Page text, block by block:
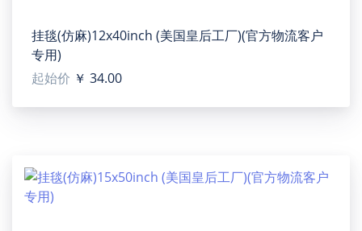
personalized with your photo and your text on the
acrylic panel. Default icon printed on the board,
personalized customization to bring you wonderful
experience.
【Applicable situation】Perfect for personalized gifts
6''.
【Product structure】Each package includes 1
acrylic panel, no base.
挂毯(仿麻)12x40inch (美国皇后工厂)(官方物流客户
专用)
起始价 ￥ 34.00